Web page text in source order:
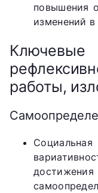
повышения
изменений в
работы,